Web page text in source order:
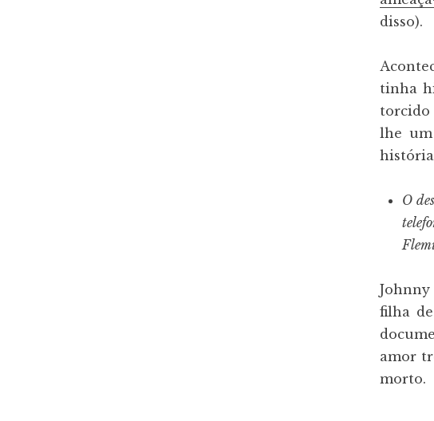
disso).
tinha
torcido
lhe
O
filha
amor
morto.